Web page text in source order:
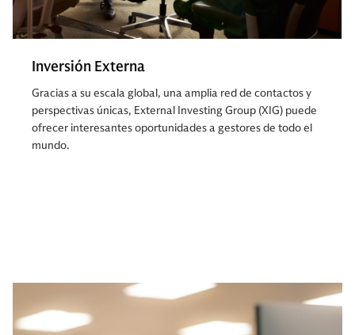
Inversión Externa
Gracias a su escala global, una amplia red de contactos y
perspectivas únicas, External Investing Group (XIG) puede
ofrecer interesantes oportunidades a gestores de todo el
mundo.